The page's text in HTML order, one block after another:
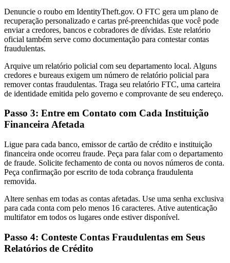
Denuncie o roubo em IdentityTheft.gov. O FTC gera um plano de
recuperação personalizado e cartas pré-preenchidas que você pode
enviar a credores, bancos e cobradores de dívidas. Este relatório
oficial também serve como documentação para contestar contas
fraudulentas.
Arquive um relatório policial com seu departamento local. Alguns
credores e bureaus exigem um número de relatório policial para
remover contas fraudulentas. Traga seu relatório FTC, uma carteira
de identidade emitida pelo governo e comprovante de seu endereço.
Passo 3: Entre em Contato com Cada Instituição
Financeira Afetada
Ligue para cada banco, emissor de cartão de crédito e instituição
financeira onde ocorreu fraude. Peça para falar com o departamento
de fraude. Solicite fechamento de conta ou novos números de conta.
Peça confirmação por escrito de toda cobrança fraudulenta
removida.
Altere senhas em todas as contas afetadas. Use uma senha exclusiva
para cada conta com pelo menos 16 caracteres. Ative autenticação
multifator em todos os lugares onde estiver disponível.
Passo 4: Conteste Contas Fraudulentas em Seus
Relatórios de Crédito